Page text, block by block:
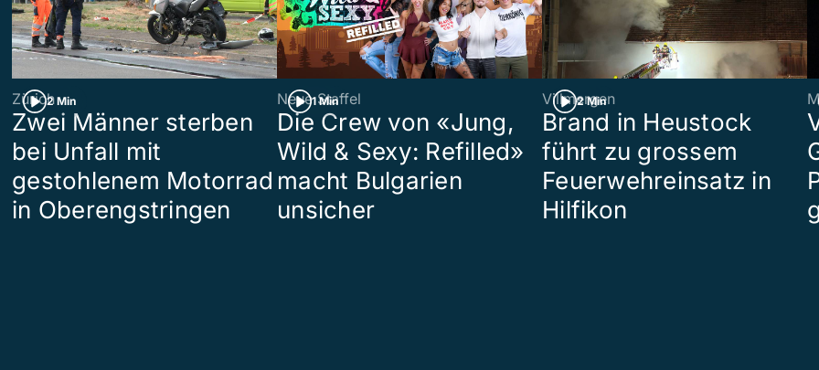
2 Min
Zürich
Zwei Männer sterben
bei Unfall mit
gestohlenem Motorrad
in Oberengstringen
1 Min
Neue Staffel
Die Crew von «Jung,
Wild & Sexy: Refilled»
macht Bulgarien
unsicher
2 Min
Villmergen
Brand in Heustock
führt zu grossem
Feuerwehreinsatz in
Hilfikon